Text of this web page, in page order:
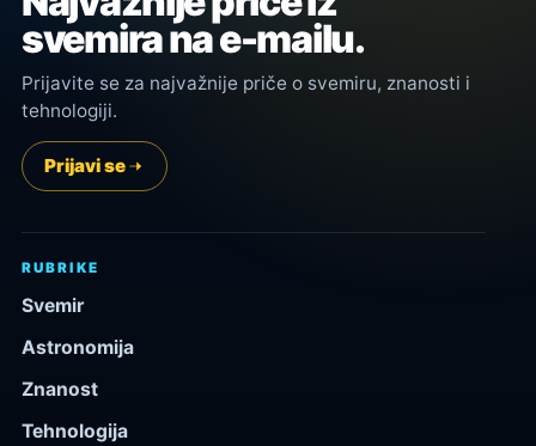
svemira na e-mailu.
Prijavite se za najvažnije priče o svemiru, znanosti i
tehnologiji.
Prijavi se
RUBRIKE
Svemir
Astronomija
Znanost
Tehnologija